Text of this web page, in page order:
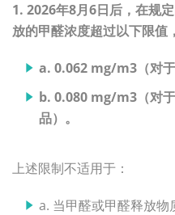
1. 2026年8月6日后，在规
放的甲醛浓度超过以下限值
a. 0.062 mg/m3（对
b. 0.080 mg/m3（对
品）。
上述限制不适用于：
a. 当甲醛或甲醛释放